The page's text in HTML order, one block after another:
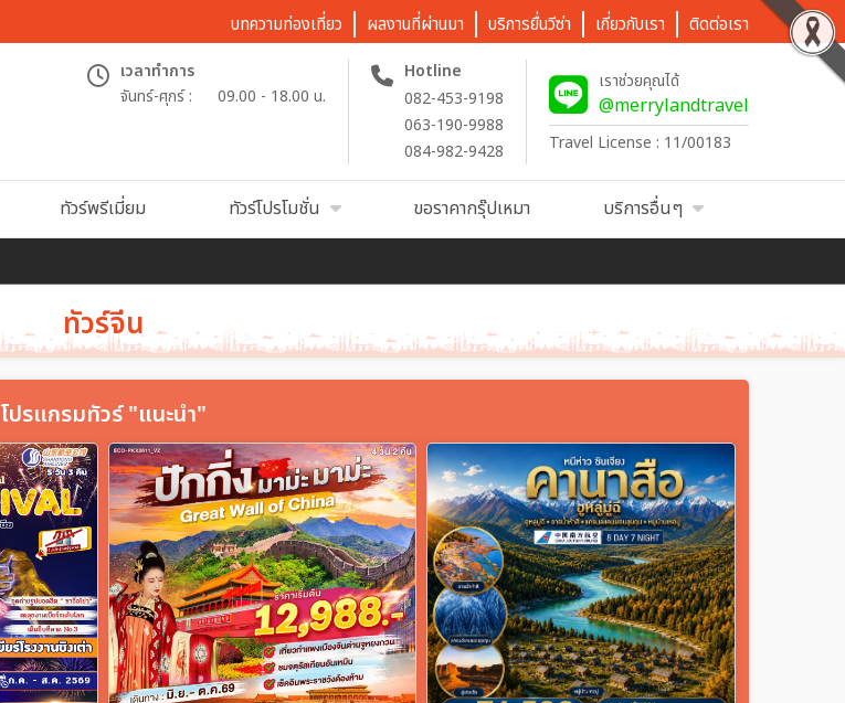
บทความท่องเที่ยว ผลงานที่ผ่านมา บริการยื่นวีซ่า เกี่ยวกับเรา ติดต่อเรา
เวลาทำการ
จันทร์-ศุกร์ :
09.00 - 18.00 น.
Hotline
082-453-9198
063-190-9988
084-982-9428
เราช่วยคุณได้
@merrylandtravel
Travel License : 11/00183
ทัวร์พรีเมี่ยม ทัวร์โปรโมชั่น ขอราคากรุ๊ปเหมา บริการอื่นๆ
ทัวร์จีน
โปรแกรมทัวร์ "แนะนำ"